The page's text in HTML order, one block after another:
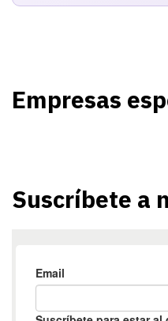
Empresas
Suscríbete a